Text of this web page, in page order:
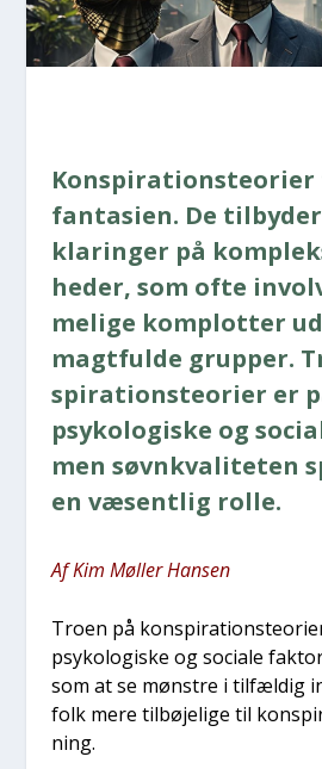
fan­ta­si­en. De
kla­rin­ger på
he­der, som ofte
me­li­ge kom­plot­ter
magt­ful­de grup­per.
spira­tions­te­o­ri­er er
psy­ko­lo­gi­ske og
men søvn­kva­li­te­ten
en væsent­lig rol­le.
Af Kim Møl­ler Han­sen
Tro­en på
psy­ko­lo­gi­ske og soci­a­le
som at se møn­stre i til­fæl­dig
folk mere til­bø­je­li­ge til
ning.